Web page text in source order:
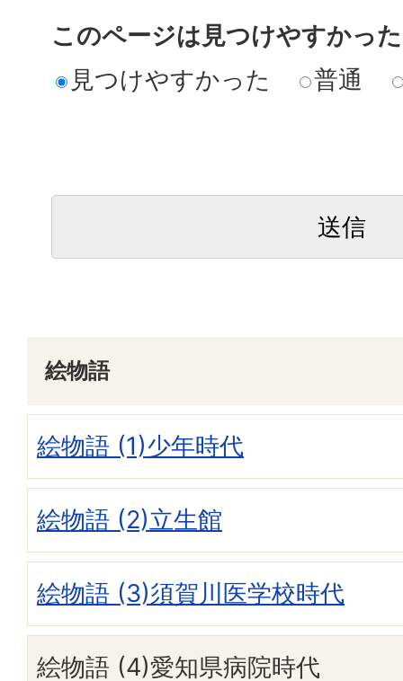
このページは見つけやすかっ
見つけやすかった
普通
絵物語
絵物語 (1)少年時代
絵物語 (2)立生館
絵物語 (3)須賀川医学校時代
絵物語 (4)愛知県病院時代